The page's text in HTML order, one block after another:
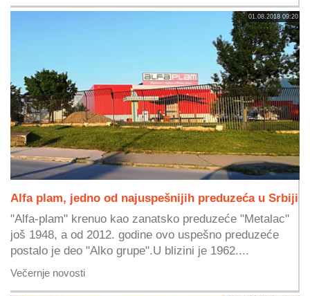
01.08.2018 09:20
Alfa plam, jedno od najuspešnijih preduzeća u Srbiji
"Alfa-plam" krenuo kao zanatsko preduzeće "Metalac"
još 1948, a od 2012. godine ovo uspešno preduzeće
postalo je deo "Alko grupe".U blizini je 1962....
Večernje novosti